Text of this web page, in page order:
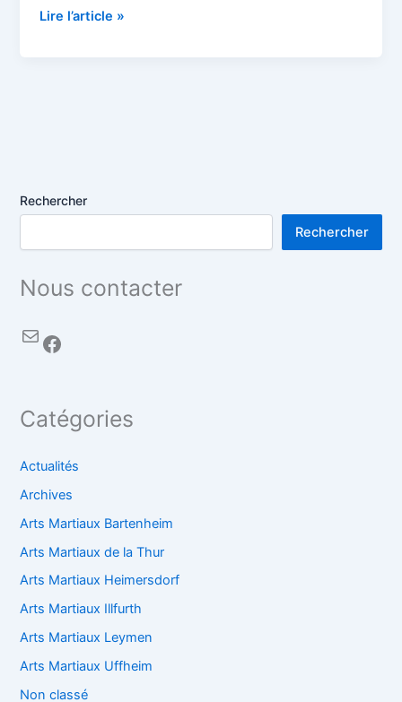
Lire l’article »
Rechercher
Rechercher
Nous contacter
Catégories
Actualités
Archives
Arts Martiaux Bartenheim
Arts Martiaux de la Thur
Arts Martiaux Heimersdorf
Arts Martiaux Illfurth
Arts Martiaux Leymen
Arts Martiaux Uffheim
Non classé